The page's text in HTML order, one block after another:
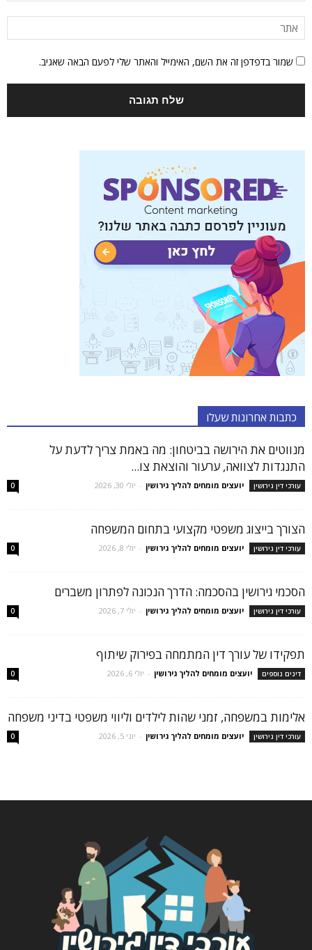
שמור בדפדפן זה את השם, האימייל והאתר שלי לפעם הבאה שאגיב.
כתבות אחרונות שעלו
מנווטים את הירושה בביטחון: מה באמת צריך לדעת על
התנגדות לצוואה, ערעור והוצאת צו...
עורכי דין גירושין יועצים מומחים להליך גירושין - יולי 30, 2026 0
הצורך בייצוג משפטי מקצועי בתחום המשפחה
עורכי דין גירושין יועצים מומחים להליך גירושין - יולי 8, 2026 0
הסכמי גירושין בהסכמה: הדרך הנכונה לפתרון משברים
עורכי דין גירושין יועצים מומחים להליך גירושין - יולי 7, 2026 0
תפקידו של עורך דין המתמחה בפירוק שיתוף
דינים נוספים יועצים מומחים להליך גירושין - יולי 6, 2026 0
אלימות במשפחה, זמני שהות לילדים וליווי משפטי בדיני משפחה
עורכי דין גירושין יועצים מומחים להליך גירושין - יוני 5, 2026 0